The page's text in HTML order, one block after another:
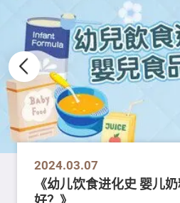
2024.03.07
《幼儿饮食进化史 婴儿